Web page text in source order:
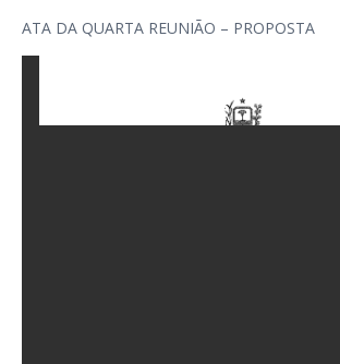
ATA DA QUARTA REUNIÃO – PROPOSTA